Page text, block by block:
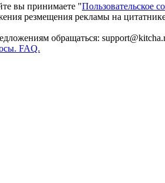
вы принимаете "Пользовательское
резмещения рекламы на
обращаться:
FAQ.